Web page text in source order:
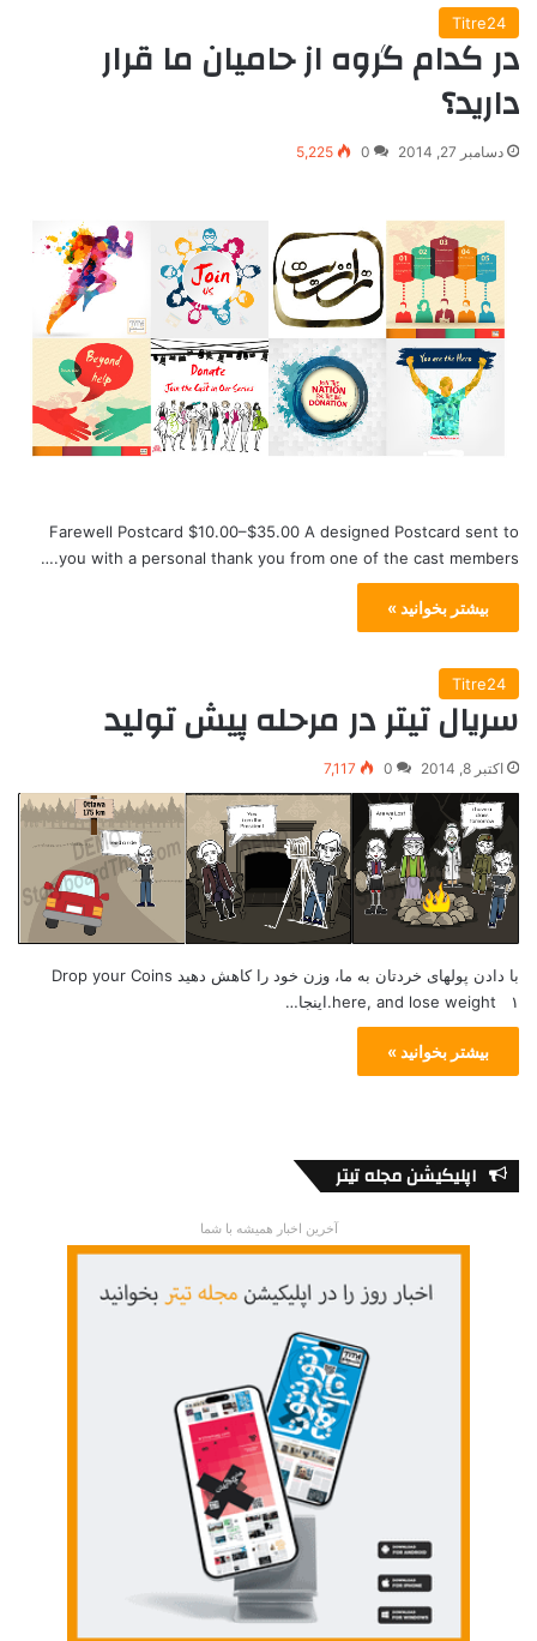
Titre24
در کدام گروه از حامیان ما قرار
دارید؟
دسامبر 27, 2014 0
5,225
Farewell Postcard $10.00–$35.00 A designed Postcard sent to
you with a personal thank you from one of the cast members.…
بیشتر بخوانید »
Titre24
سریال تیتر در مرحله پیش تولید
اکتبر 8, 2014 0
7,117
با دادن پولهای خردتان به ما، وزن خود را کاهش دهید Drop your Coins
here, and lose weight ۱.اینجا…
بیشتر بخوانید »
اپلیکیشن مجله تیتر
آخرین اخبار همیشه با شما